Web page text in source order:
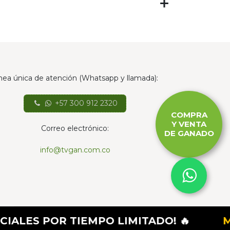
única de atención (Whatsapp y llamada):
+57 300 912 2320
Correo electrónico:
info@tvgan.com.co
abierto
COMPRA
Y VENTA
DE GANADO
TIEMPO LIMITADO! 🔥 MES DE